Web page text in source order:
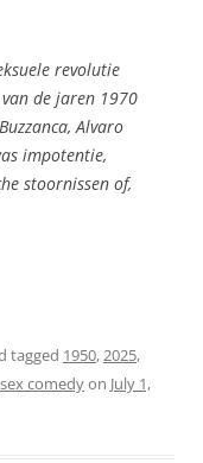
revolutie
de jaren 1970
Alvaro
impotentie,
stoornissen of,
tagged 1950,2025,
sex comedyon July 1,